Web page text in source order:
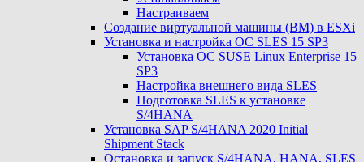
Настраиваем
Создание виртуальной машины (ВМ) в ESXi
Установка и настройка ОС SLES 15 SP3
Установка ОС SUSE Linux Enterprise 15
SP3
Настройка внешнего вида SLES
Подготовка SLES к установке
S/4HANA
Установка SAP S/4HANA 2020 Initial
Shipment Stack
Остановка и запуск S/4HANA, HANA, SLES